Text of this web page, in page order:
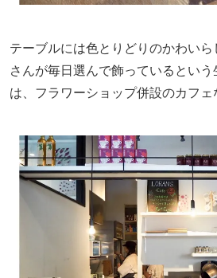
テーブルには色とりどりのかわい
さんが毎日選んで飾っているとい
は、フラワーショップ併設のカフ